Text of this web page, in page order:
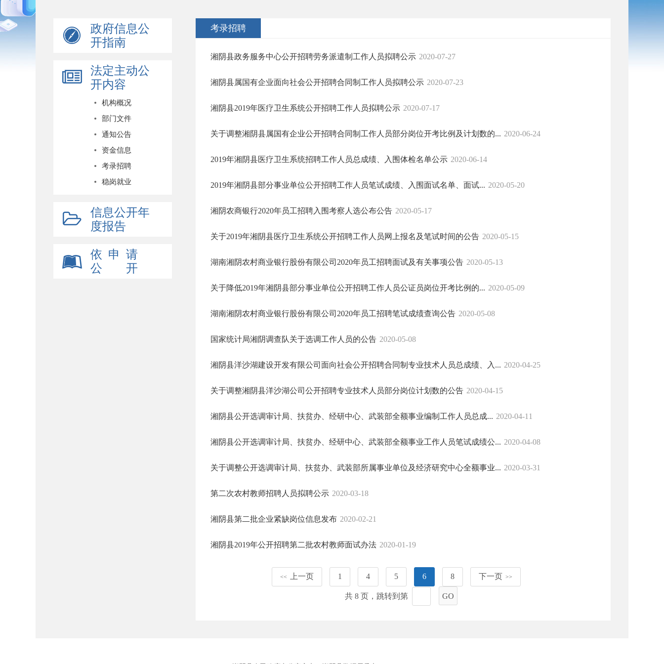
政府信息公
开指南
法定主动公
开内容
机构概况
部门文件
通知公告
资金信息
考录招聘
稳岗就业
信息公开年
度报告
依 申 请
公 开
考录招聘
湘阴县政务服务中心公开招聘劳务派遣制工作人员拟聘公示 2020-07-27
湘阴县属国有企业面向社会公开招聘合同制工作人员拟聘公示 2020-07-23
湘阴县2019年医疗卫生系统公开招聘工作人员拟聘公示 2020-07-17
关于调整湘阴县属国有企业公开招聘合同制工作人员部分岗位开考比例及计划数的... 2020-06-24
2019年湘阴县医疗卫生系统招聘工作人员总成绩、入围体检名单公示 2020-06-14
2019年湘阴县部分事业单位公开招聘工作人员笔试成绩、入围面试名单、面试... 2020-05-20
湘阴农商银行2020年员工招聘入围考察人选公布公告 2020-05-17
关于2019年湘阴县医疗卫生系统公开招聘工作人员网上报名及笔试时间的公告 2020-05-15
湖南湘阴农村商业银行股份有限公司2020年员工招聘面试及有关事项公告 2020-05-13
关于降低2019年湘阴县部分事业单位公开招聘工作人员公证员岗位开考比例的... 2020-05-09
湖南湘阴农村商业银行股份有限公司2020年员工招聘笔试成绩查询公告 2020-05-08
国家统计局湘阴调查队关于选调工作人员的公告 2020-05-08
湘阴县洋沙湖建设开发有限公司面向社会公开招聘合同制专业技术人员总成绩、入... 2020-04-25
关于调整湘阴县洋沙湖公司公开招聘专业技术人员部分岗位计划数的公告 2020-04-15
湘阴县公开选调审计局、扶贫办、经研中心、武装部全额事业编制工作人员总成... 2020-04-11
湘阴县公开选调审计局、扶贫办、经研中心、武装部全额事业工作人员笔试成绩公... 2020-04-08
关于调整公开选调审计局、扶贫办、武装部所属事业单位及经济研究中心全额事业... 2020-03-31
第二次农村教师招聘人员拟聘公示 2020-03-18
湘阴县第二批企业紧缺岗位信息发布 2020-02-21
湘阴县2019年公开招聘第二批农村教师面试办法 2020-01-19
<< 上一页 1 4 5 6 8 下一页 >>
共 8 页，跳转到第 GO